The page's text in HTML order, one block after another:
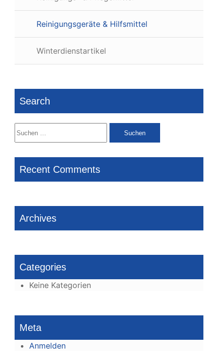
Reinigungsgeräte & Hilfsmittel
Winterdienstartikel
Search
Suchen
nach:
Recent Comments
Archives
Categories
Keine Kategorien
Meta
Anmelden